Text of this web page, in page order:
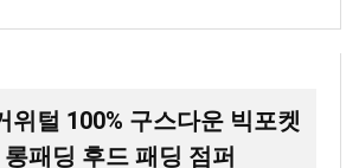
위털 100% 구스다운 빅포켓
패딩 후드 패딩 점퍼